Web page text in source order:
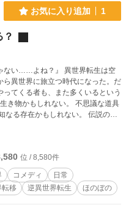
お気に入り追加 1
？
？』 異世界転生は空
異世界に旅立つ時代になった。だ
てくる者も、また多くいるという
在かもしれない。 伝説の勇
いモンスターが。 もしも彼
種族恋愛表現があります。 ☆現
位 / 8,580件
コメディ
日常
転移 逆異世界転生 ほのぼの